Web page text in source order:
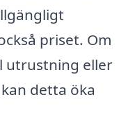
priset. Om
utrustning eller
detta öka